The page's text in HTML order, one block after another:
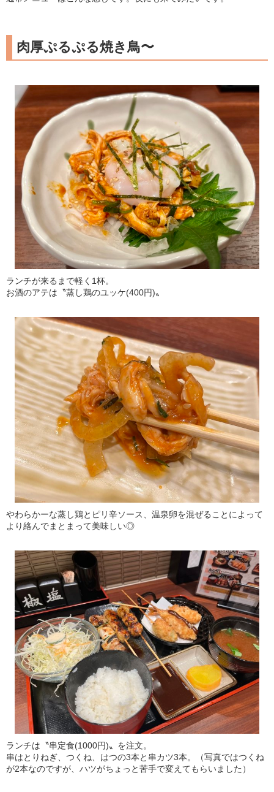
肉厚ぷるぷる焼き鳥〜
ランチが来るまで軽く1杯。
お酒のアテは〝蒸し鶏のユッケ(400円)〟
やわらかーな蒸し鶏とピリ辛ソース、温泉卵を混ぜることによって
より絡んでまとまって美味しい◎
ランチは〝串定食(1000円)〟を注文。
串はとりねぎ、つくね、はつの3本と串カツ3本。（写真ではつくね
が2本なのですが、ハツがちょっと苦手で変えてもらいました）